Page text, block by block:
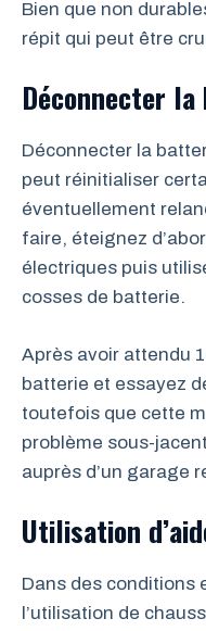
Bien que non
répit qui peut être
Déconnecter
Déconnecter la
peut réinitialiser
éventuellement
faire, éteignez
électriques puis
cosses de batterie.
Après avoir attendu
batterie et essayez
toutefois que cette
problème sous-
auprès d’un garage
Utilisation
Dans des conditions
l’utilisation de